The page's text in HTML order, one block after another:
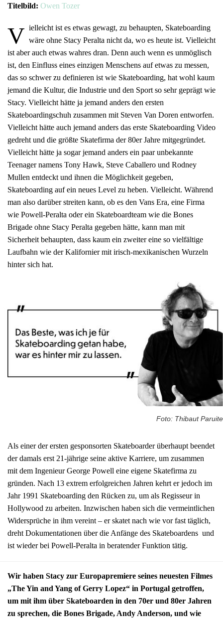
Titelbild: Owen Tozer
V ielleicht ist es etwas gewagt, zu behaupten, Skateboarding
wäre ohne Stacy Peralta nicht da, wo es heute ist. Vielleicht
ist aber auch etwas wahres dran. Denn auch wenn es unmöglisch
ist, den Einfluss eines einzigen Menschens auf etwas zu messen,
das so schwer zu definieren ist wie Skateboarding, hat wohl kaum
jemand die Kultur, die Industrie und den Sport so sehr geprägt wie
Stacy. Vielleicht hätte ja jemand anders den ersten
Skateboardingschuh zusammen mit Steven Van Doren entworfen.
Vielleicht hätte auch jemand anders das erste Skateboarding Video
gedreht und die größte Skatefirma der 80er Jahre mitgegründet.
Vielleicht hätte ja sogar jemand anders ein paar unbekannte
Teenager namens Tony Hawk, Steve Caballero und Rodney
Mullen entdeckt und ihnen die Möglichkeit gegeben,
Skateboarding auf ein neues Level zu heben. Vielleicht. Während
man also darüber streiten kann, ob es den Vans Era, eine Firma
wie Powell-Peralta oder ein Skateboardteam wie die Bones
Brigade ohne Stacy Peralta gegeben hätte, kann man mit
Sicherheit behaupten, dass kaum ein zweiter eine so vielfältige
Laufbahn wie der Kalifornier mit irisch-mexikanischen Wurzeln
hinter sich hat.
Foto: Thibaut Paruite
Als einer der ersten gesponsorten Skateboarder überhaupt beendet
der damals erst 21-jährige seine aktive Karriere, um zusammen
mit dem Ingenieur George Powell eine eigene Skatefirma zu
gründen. Nach 13 extrem erfolgreichen Jahren kehrt er jedoch im
Jahr 1991 Skateboarding den Rücken zu, um als Regisseur in
Hollywood zu arbeiten. Inzwischen haben sich die vermeintlichen
Widersprüche in ihm vereint – er skatet nach wie vor fast täglich,
dreht Dokumentationen über die Anfänge des Skateboardens und
ist wieder bei Powell-Peralta in beratender Funktion tätig.
Wir haben Stacy zur Europapremiere seines neuesten Filmes
„The Yin and Yang of Gerry Lopez“ in Portugal getroffen,
um mit ihm über Skateboarden in den 70er und 80er Jahren
zu sprechen, die Bones Brigade, Andy Anderson, und wie